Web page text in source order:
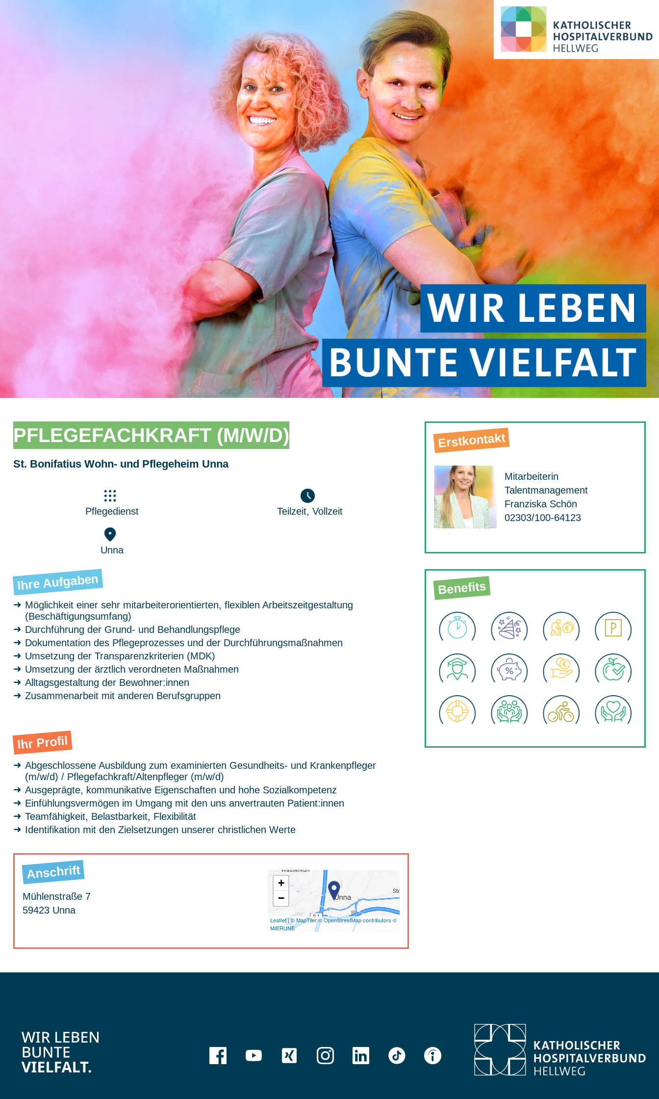
PFLEGEFACHKRAFT (M/W/D)
St. Bonifatius Wohn- und Pflegeheim Unna
Pflegedienst Teilzeit, Vollzeit
Unna
Ihre Aufgaben
Möglichkeit einer sehr mitarbeiterorientierten, flexiblen Arbeitszeitgestaltung
(Beschäftigungsumfang)
Durchführung der Grund- und Behandlungspflege
Dokumentation des Pflegeprozesses und der Durchführungsmaßnahmen
Umsetzung der Transparenzkriterien (MDK)
Umsetzung der ärztlich verordneten Maßnahmen
Alltagsgestaltung der Bewohner:innen
Zusammenarbeit mit anderen Berufsgruppen
Ihr Profil
Abgeschlossene Ausbildung zum examinierten Gesundheits- und Krankenpfleger
(m/w/d) / Pflegefachkraft/Altenpfleger (m/w/d)
Ausgeprägte, kommunikative Eigenschaften und hohe Sozialkompetenz
Einfühlungsvermögen im Umgang mit den uns anvertrauten Patient:innen
Teamfähigkeit, Belastbarkeit, Flexibilität
Identifikation mit den Zielsetzungen unserer christlichen Werte
Anschrift
Mühlenstraße 7
59423 Unna
Erstkontakt
Mitarbeiterin
Talentmanagement
Franziska Schön
02303/100-64123
Benefits